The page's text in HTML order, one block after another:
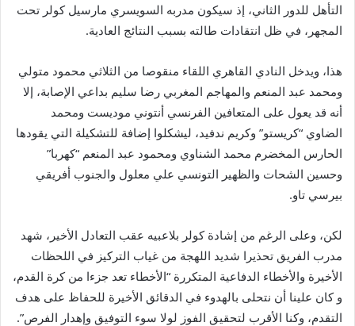
التأهل للدور الثاني، إذ سيكون مدربه السويسري مارسيل كولر تحت
المجهر، في ظل انتقادات طالته بسبب النتائج العادية.
هذا، ويدخل النادي القاهري اللقاء منقوصا من الثلاثي محمود متولي
ومحمد عبد المنعم والمهاجم المغربي رضا سليم بداعي الإصابة، إلا
أنه قد يعول على المتعافين الفرنسي أنتوني موديست ومحمد
الضاوي “كريستو” وكريم ندفيد، ليشكلوا إضافة للتشكيلة التي يقودها
الحارس المخضرم محمد الشناوي ومحمود عبد المنعم “كهربا”
وحسين الشحات والظهير التونسي علي معلول والجنوب أفريقي
بيرسي تاو.
لكن، وعلى الرغم من إشادة كولر بلاعبيه عقب التعادل الأخير، شهد
مدرب الفريق تحذيرا شديد اللهجة من غياب التركيز في اللحظات
الأخيرة والأخطاء الدفاعية المتكررة “الأخطاء تعد جزءا من كرة القدم،
و كان علينا أن نتحلى بالهدوء في الدقائق الأخيرة للحفاظ على هدف
التقدم، وكنا الأقرب لتحقيق الفوز لولا سوء التوفيق وإهدار الفرص”.